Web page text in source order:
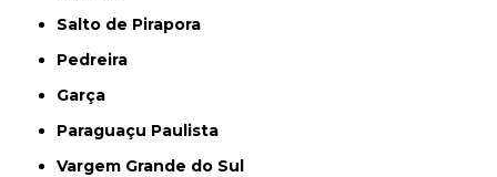
Salto de Pirapora
Pedreira
Garça
Paraguaçu Paulista
Vargem Grande do Sul